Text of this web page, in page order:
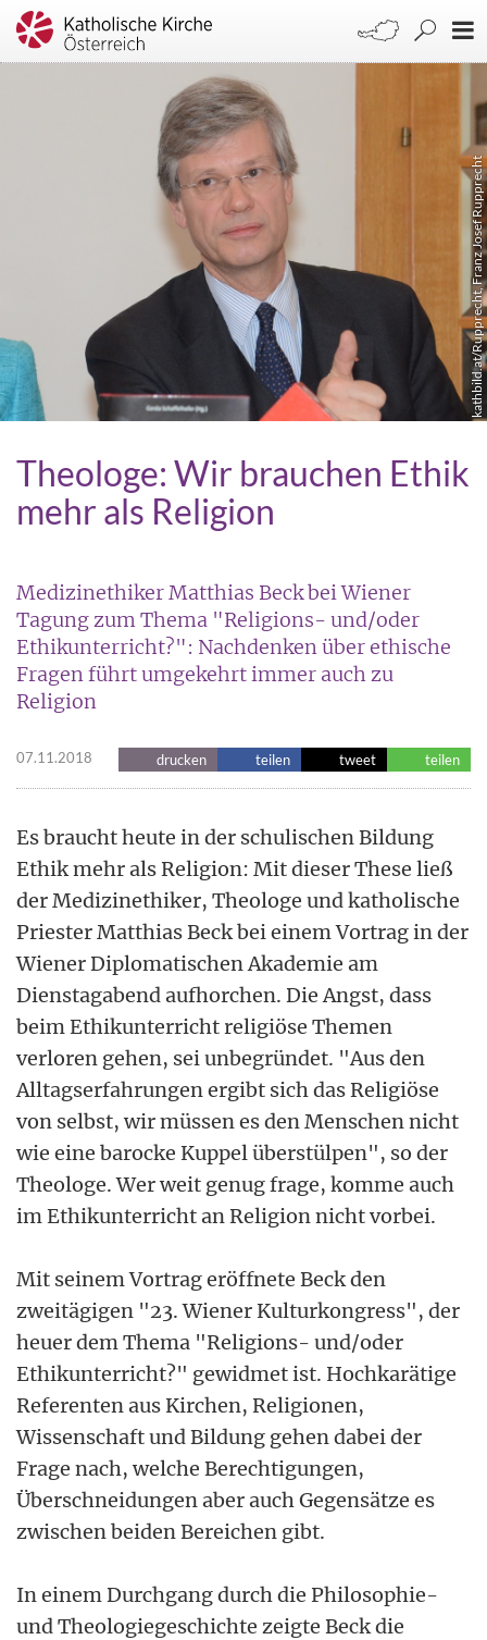
kathbild.at/Rupprecht, Franz Josef Rupprecht
Theologe: Wir brauchen Ethik
mehr als Religion
Medizinethiker Matthias Beck bei Wiener
Tagung zum Thema "Religions- und/oder
Ethikunterricht?": Nachdenken über ethische
Fragen führt umgekehrt immer auch zu
Religion
07.11.2018 drucken teilen tweet teilen
Es braucht heute in der schulischen Bildung
Ethik mehr als Religion: Mit dieser These ließ
der Medizinethiker, Theologe und katholische
Priester Matthias Beck bei einem Vortrag in der
Wiener Diplomatischen Akademie am
Dienstagabend aufhorchen. Die Angst, dass
beim Ethikunterricht religiöse Themen
verloren gehen, sei unbegründet. "Aus den
Alltagserfahrungen ergibt sich das Religiöse
von selbst, wir müssen es den Menschen nicht
wie eine barocke Kuppel überstülpen", so der
Theologe. Wer weit genug frage, komme auch
im Ethikunterricht an Religion nicht vorbei.
Mit seinem Vortrag eröffnete Beck den
zweitägigen "23. Wiener Kulturkongress", der
heuer dem Thema "Religions- und/oder
Ethikunterricht?" gewidmet ist. Hochkarätige
Referenten aus Kirchen, Religionen,
Wissenschaft und Bildung gehen dabei der
Frage nach, welche Berechtigungen,
Überschneidungen aber auch Gegensätze es
zwischen beiden Bereichen gibt.
In einem Durchgang durch die Philosophie-
und Theologiegeschichte zeigte Beck die